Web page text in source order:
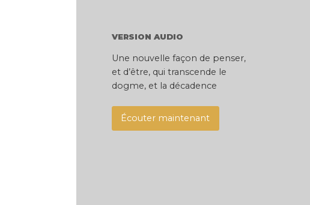
VERSION AUDIO
Une nouvelle façon de penser,
et d’être, qui transcende le
dogme, et la décadence
Écouter maintenant